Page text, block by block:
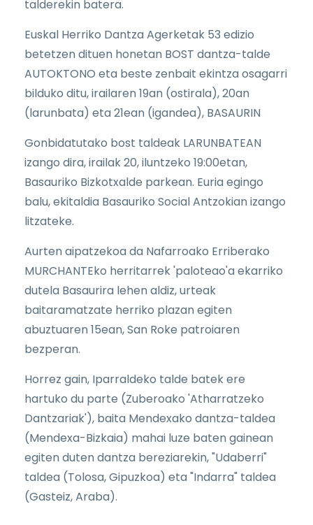
talderekin batera.
Euskal Herriko Dantza Agerketak 53 edizio
betetzen dituen honetan BOST dantza-talde
AUTOKTONO eta beste zenbait ekintza osagarri
bilduko ditu, irailaren 19an (ostirala), 20an
(larunbata) eta 21ean (igandea), BASAURIN
Gonbidatutako bost taldeak LARUNBATEAN
izango dira, irailak 20, iluntzeko 19:00etan,
Basauriko Bizkotxalde parkean. Euria egingo
balu, ekitaldia Basauriko Social Antzokian izango
litzateke.
Aurten aipatzekoa da Nafarroako Erriberako
MURCHANTEko herritarrek 'paloteao'a ekarriko
dutela Basaurira lehen aldiz, urteak
baitaramatzate herriko plazan egiten
abuztuaren 15ean, San Roke patroiaren
bezperan.
Horrez gain, Iparraldeko talde batek ere
hartuko du parte (Zuberoako 'Atharratzeko
Dantzariak'), baita Mendexako dantza-taldea
(Mendexa-Bizkaia) mahai luze baten gainean
egiten duten dantza bereziarekin, "Udaberri"
taldea (Tolosa, Gipuzkoa) eta "Indarra" taldea
(Gasteiz, Araba).